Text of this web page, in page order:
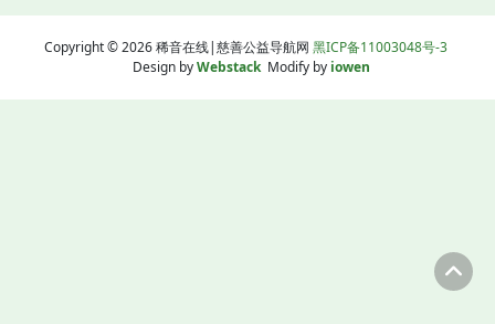
Copyright © 2026 稀音在线|慈善公益导航网 黑ICP备11003048号-3
Design byWebstackModify by iowen